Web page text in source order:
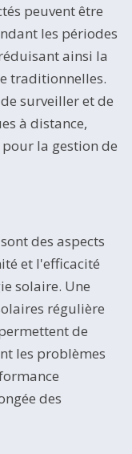
peuvent être
les périodes
ainsi la
traditionnelles.
surveiller et de
à distance,
la gestion de
des aspects
et l'efficacité
solaire. Une
régulière
de
les problèmes
des